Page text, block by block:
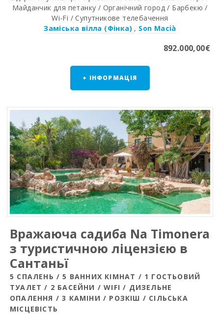
Майданчик для петанку / Органічний город / Барбекю /
Wi-Fi / Супутникове телебачення
Заміська вілла (Фінка) , Son Macià
892.000,00€
+ ІНФОРМАЦІЯ
Вражаюча садиба Na Timonera
з туристичною ліцензією в
Сантаньї
5 СПАЛЕНЬ / 5 ВАННИХ КІМНАТ / 1 ГОСТЬОВИЙ
ТУАЛЕТ / 2 БАСЕЙНИ / WIFI / ДИЗЕЛЬНЕ
ОПАЛЕННЯ / 3 КАМІНИ / РОЗКІШ / СІЛЬСЬКА
МІСЦЕВІСТЬ